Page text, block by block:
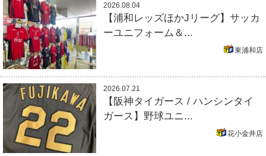
2026.08.04
【浦和レッズほかJリーグ】サッカ
ーユニフォーム＆...
東浦和店
2026.07.21
【阪神タイガース / ハンシンタイ
ガース】野球ユニ...
花小金井店